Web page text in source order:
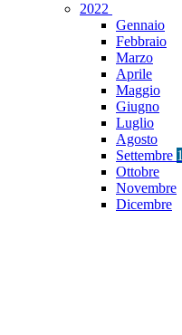
2022
Gennaio
Febbraio
Marzo
Aprile
Maggio
Giugno
Luglio
Agosto
Settembre 1
Ottobre
Novembre
Dicembre